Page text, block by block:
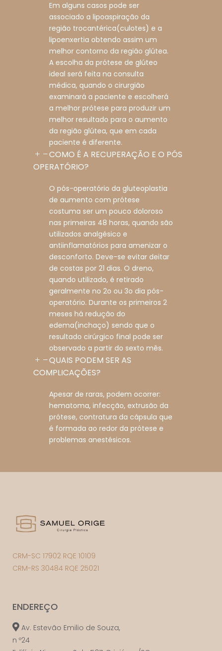
Em alguns casos pode ser
associado a lipoaspiração da
região trocantérica(culotes) e a
lipoenxertia obtendo assim um
melhor contorno da região glútea.
A escolha da prótese de glúteo
ideal será feita na consulta
médica, quando o cirurgião
examinará a paciente e escolherá
a melhor prótese para produzir um
melhor resultado para o aumento
da região glútea, que em cada
paciente é diferente.
COMO É A RECUPERAÇÃO E O PÓS
OPERATÓRIO?
O pós-operatório da gluteoplastia
de aumento com prótese
costuma ser um pouco doloroso
nas primeiras 48 horas, quando são
utilizados analgésico e
antiinflamatórios para amenizar o
desconforto. Deve-se evitar deitar
de costas por 21 dias. O dreno,
quando utilizado, é retirado
geralmente no 2o ou 3o dia pós-
operatório. Durante os primeiros 2
meses há redução do
edema(inchaço) sendo que o
resultado cirúrgico final pode ser
observado a partir do sexto mês.
QUAIS PODEM SER AS
COMPLICAÇÕES?
Apesar de raras, podem ocorrer:
hematoma, infecção, extrusão da
prótese, contratura da cápsula que
é formada ao redor da prótese e
problemas anestésicos.
CRM-SC 17902 RQE 10109
CRM-RS 30484 RQE 25021
ENDEREÇO
Av. Estevão Emilio de Souza,
n º24